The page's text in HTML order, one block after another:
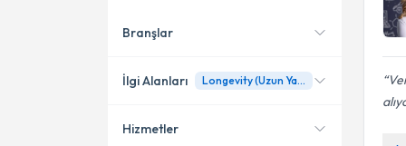
Bakırköy
Beylikdüzü
Konumuma yakın uzmanları
Branşlar
Diyetisyen
İlgi Alanları Longevity (Uzun Yaşam)
Hizmetler